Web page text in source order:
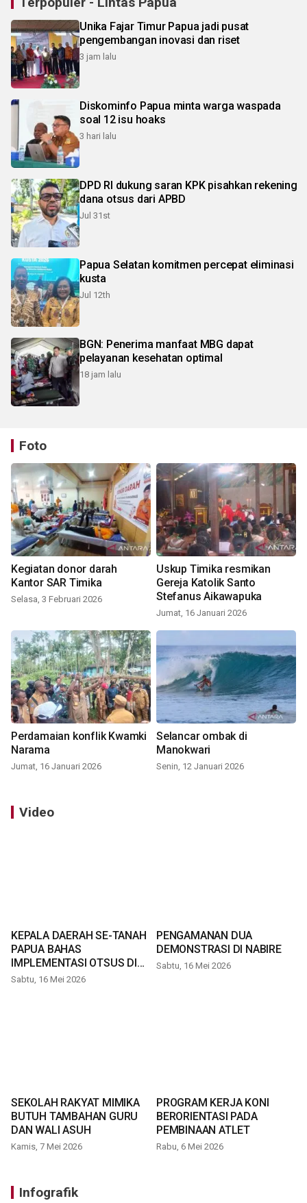
Unika Fajar Timur Papua jadi pusat
pengembangan inovasi dan riset
3 jam lalu
Diskominfo Papua minta warga waspada
soal 12 isu hoaks
3 hari lalu
DPD RI dukung saran KPK pisahkan rekening
dana otsus dari APBD
Jul 31st
Papua Selatan komitmen percepat eliminasi
kusta
Jul 12th
BGN: Penerima manfaat MBG dapat
pelayanan kesehatan optimal
18 jam lalu
Foto
Kegiatan donor darah
Kantor SAR Timika
Selasa, 3 Februari 2026
Uskup Timika resmikan
Gereja Katolik Santo
Stefanus Aikawapuka
Jumat, 16 Januari 2026
Perdamaian konflik Kwamki
Narama
Jumat, 16 Januari 2026
Selancar ombak di
Manokwari
Senin, 12 Januari 2026
Video
KEPALA DAERAH SE-TANAH
PAPUA BAHAS
IMPLEMENTASI OTSUS DI
TIMIKA
Sabtu, 16 Mei 2026
PENGAMANAN DUA
DEMONSTRASI DI NABIRE
Sabtu, 16 Mei 2026
SEKOLAH RAKYAT MIMIKA
BUTUH TAMBAHAN GURU
DAN WALI ASUH
Kamis, 7 Mei 2026
PROGRAM KERJA KONI
BERORIENTASI PADA
PEMBINAAN ATLET
Rabu, 6 Mei 2026
Infografik